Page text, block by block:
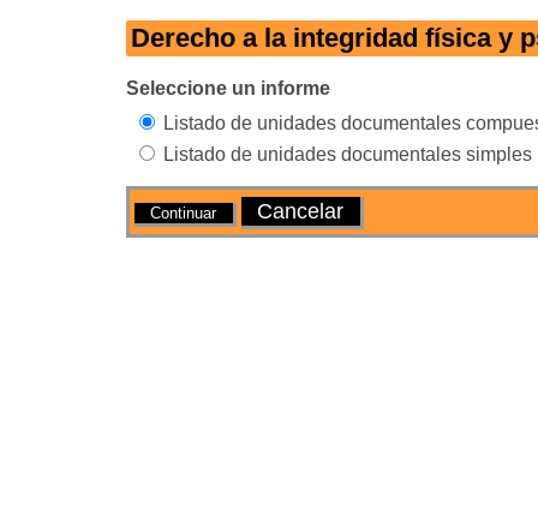
Derecho a la integridad física y
Seleccione un informe
Listado de unidades documentales
Listado de unidades documentales simples
Acciones Cancelar